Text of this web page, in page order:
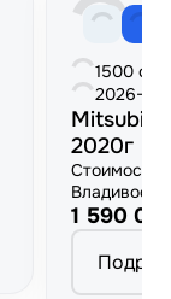
1500 cm
2026-
2020г
Стоимость
1 590